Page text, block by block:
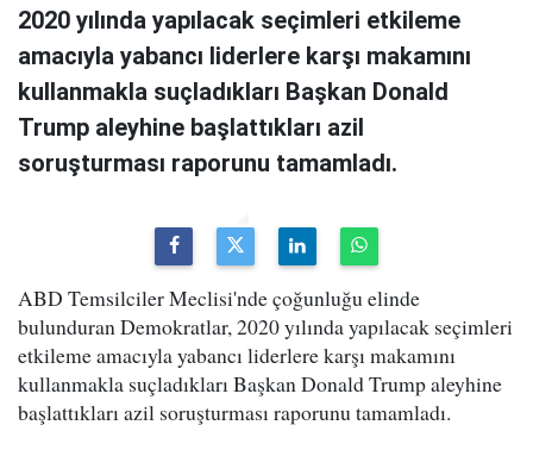
2020 yılında yapılacak seçimleri etkileme
amacıyla yabancı liderlere karşı makamını
kullanmakla suçladıkları Başkan Donald
Trump aleyhine başlattıkları azil
soruşturması raporunu tamamladı.
ABD Temsilciler Meclisi'nde çoğunluğu elinde
bulunduran Demokratlar, 2020 yılında yapılacak seçimleri
etkileme amacıyla yabancı liderlere karşı makamını
kullanmakla suçladıkları Başkan Donald Trump aleyhine
başlattıkları azil soruşturması raporunu tamamladı.